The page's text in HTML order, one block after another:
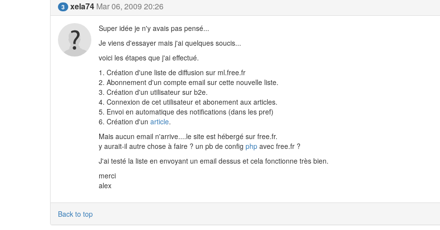
3 xela74 Mar 06, 2009 20:26
Super idée je n'y avais pas pensé...
Je viens d'essayer mais j'ai quelques soucis...
voici les étapes que j'ai effectué.
1. Création d'une liste de diffusion sur ml.free.fr
2. Abonnement d'un compte email sur cette nouvelle liste.
3. Création d'un utilisateur sur b2e.
4. Connexion de cet utilisateur et abonement aux articles.
5. Envoi en automatique des notifications (dans les pref)
6. Création d'un article.
Mais aucun email n'arrive....le site est hébergé sur free.fr.
y aurait-il autre chose à faire ? un pb de config phpavec free.fr ?
J'ai testé la liste en envoyant un email dessus et cela fonctionne très bien.
merci
alex
Back to top